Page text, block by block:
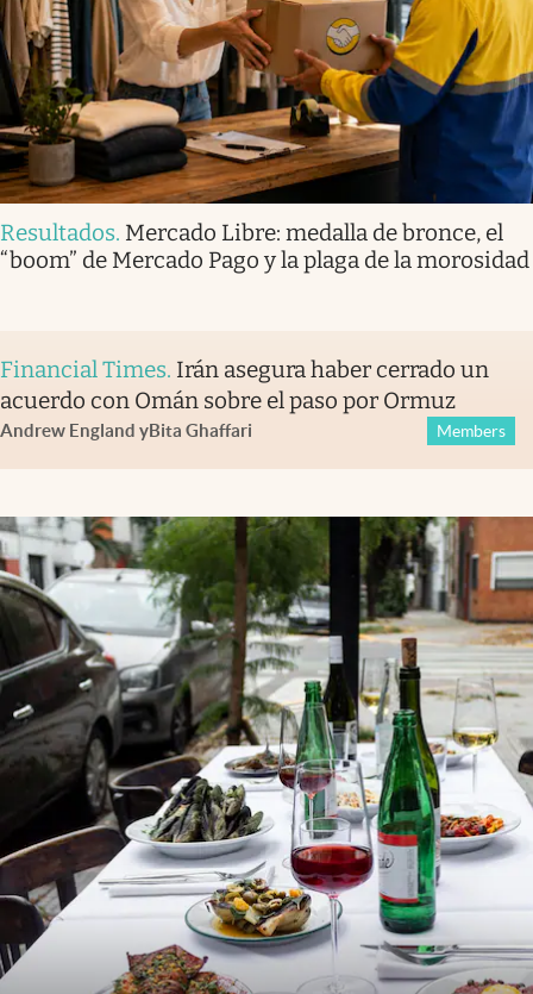
Resultados. Mercado Libre: medalla de bronce, el
“boom” de Mercado Pago y la plaga de la morosidad
Financial Times. Irán asegura haber cerrado un
acuerdo con Omán sobre el paso por Ormuz
Andrew England yBita Ghaffari Members